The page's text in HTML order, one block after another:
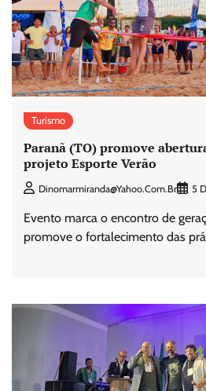
Turismo
Paranã (TO) promove
projeto Esporte Verão
Dinomarmiranda@yahoo.com.br 5
Evento marca o encontro de
promove o fortalecimento das